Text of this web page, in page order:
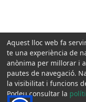
Aquest lloc web fa
te una experiència de
anònima per millorar i
pautes de navegació.
la visibilitat i funcions
Podeu consultar la